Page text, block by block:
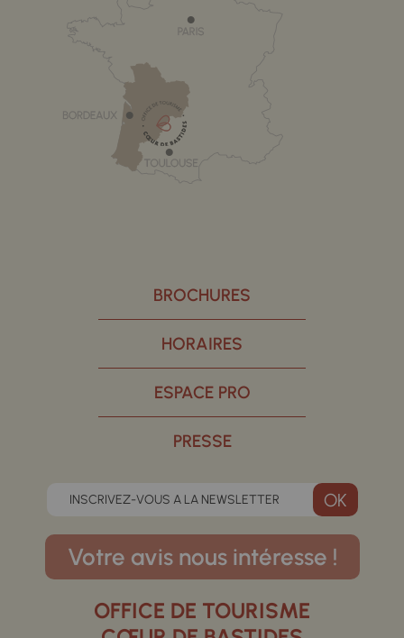
BROCHURES
HORAIRES
ESPACE PRO
PRESSE
INSCRIVEZ-VOUS A LA NEWSLETTER
Votre avis nous intéresse !
OFFICE DE TOURISME